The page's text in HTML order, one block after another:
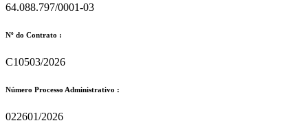
64.088.797/0001-03
Nº do Contrato :
C10503/2026
Número Processo Administrativo :
022601/2026